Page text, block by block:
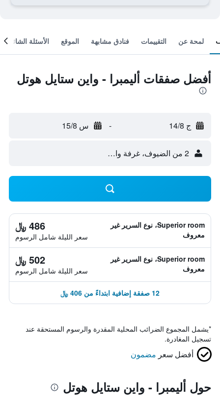
لمحة عن التقييمات فنادق مشابهة الموقع الأسئلة الشائعة
أفضل صفقات أليمبرا - واين ستايل هوتل
ج 14/8 - س 15/8
2 من الضيوف، غرفة واحدة
Superior room، نوع السرير غير
معروف
486 ﷼
سعر الليلة شامل الرسوم
Superior room، نوع السرير غير
معروف
502 ﷼
سعر الليلة شامل الرسوم
12 صفقة إضافية ابتداءً من 406 ﷼
*يشمل المجموع الضرائب المحلية المقدرة والرسوم المستحقة عند
تسجيل المغادرة.
أفضل سعر مضمون
حول أليمبرا - واين ستايل هوتل